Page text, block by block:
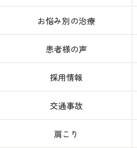
お悩み別の治療
患者様の声
採用情報
交通事故
肩こり